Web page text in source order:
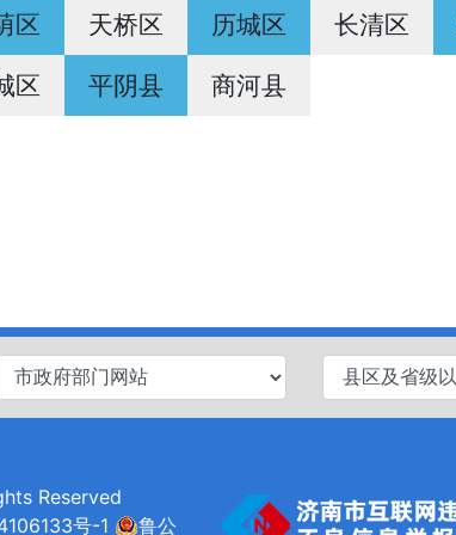
区 天桥区 历城区 长清区
区 平阴县 商河县
Reserved
号-1 鲁公